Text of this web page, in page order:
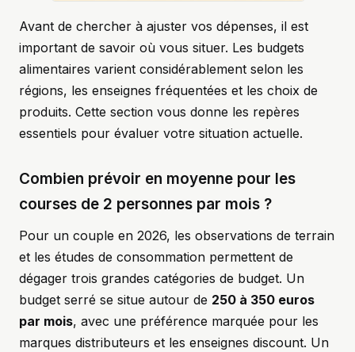
Avant de chercher à ajuster vos dépenses, il est
important de savoir où vous situer. Les budgets
alimentaires varient considérablement selon les
régions, les enseignes fréquentées et les choix de
produits. Cette section vous donne les repères
essentiels pour évaluer votre situation actuelle.
Combien prévoir en moyenne pour les
courses de 2 personnes par mois ?
Pour un couple en 2026, les observations de terrain
et les études de consommation permettent de
dégager trois grandes catégories de budget. Un
budget serré se situe autour de 250 à 350 euros
par mois, avec une préférence marquée pour les
marques distributeurs et les enseignes discount. Un